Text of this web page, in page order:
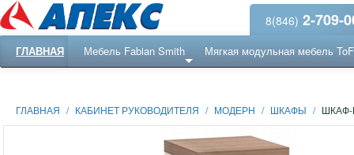
8(846) 2-709-
ГЛАВНАЯ Мебель Fabian Smith Мягкая модульная мебель
ГЛАВНАЯ / КАБИНЕТ РУКОВОДИТЕЛЯ / МОДЕРН / ШКАФЫ / ШКАФ-